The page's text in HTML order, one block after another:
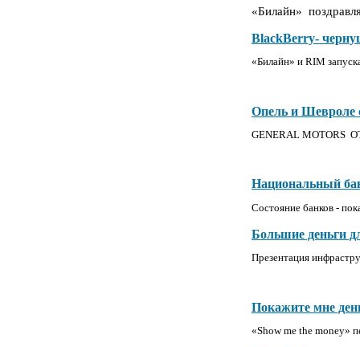
«Билайн»
BlackBerry-
«Билайн» и RIM
Опель и Шевроле
GENERAL MOTORS
Национальный
Состояние банков -
Большие деньги
Презентация
Покажите мне
«Show me the money»